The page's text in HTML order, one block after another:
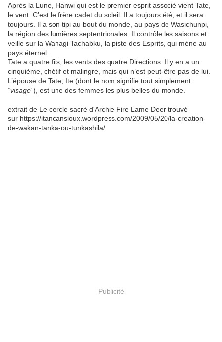
Après la Lune, Hanwi qui est le premier esprit associé vient Tate,
le vent. C’est le frère cadet du soleil. Il a toujours été, et il sera
toujours. Il a son tipi au bout du monde, au pays de Wasichunpi,
la région des lumières septentrionales. Il contrôle les saisons et
veille sur la Wanagi Tachabku, la piste des Esprits, qui mène au
pays éternel.
Tate a quatre fils, les vents des quatre Directions. Il y en a un
cinquième, chétif et malingre, mais qui n’est peut-être pas de lui.
L’épouse de Tate, Ite (dont le nom signifie tout simplement
“visage”), est une des femmes les plus belles du monde.
extrait de Le cercle sacré d'Archie Fire Lame Deer trouvé
sur https://itancansioux.wordpress.com/2009/05/20/la-creation-
de-wakan-tanka-ou-tunkashila/
Publicité